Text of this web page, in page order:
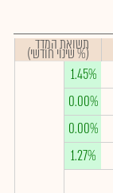
תשואת המדד
(% שינוי חודשי)
1.45%
0.00%
0.00%
1.27%